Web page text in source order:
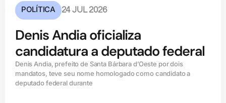
POLÍTICA 24 JUL 2026
Denis Andia oficializa
candidatura a deputado federal
Denis Andia, prefeito de Santa Bárbara d’Oeste por dois
mandatos, teve seu nome homologado como candidato a
deputado federal durante